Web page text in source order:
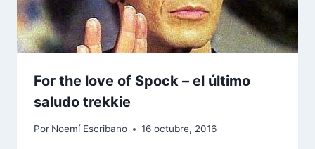
For the love of Spock – el último
saludo trekkie
Por Noemí Escribano 16 octubre, 2016